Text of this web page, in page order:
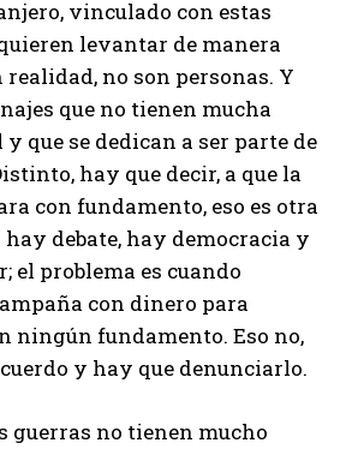
vinculado con estas
levantar de manera
realidad, no son personas. Y
que no tienen mucha
que se dedican a ser parte de
hay que decir, a que la
con fundamento, eso es otra
hay debate, hay democracia y
el problema es cuando
con dinero para
ningún fundamento. Eso no,
y hay que denunciarlo.
guerras no tienen mucho